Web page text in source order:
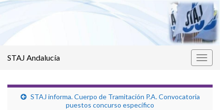
STAJ Andalucía
STAJ informa. Cuerpo de Tramitación P.A. Convocatoria
puestos concurso específico